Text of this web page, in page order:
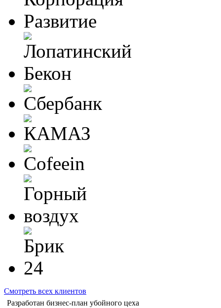
Смотреть всех клиентов
Разработан бизнес-план убойного цеха